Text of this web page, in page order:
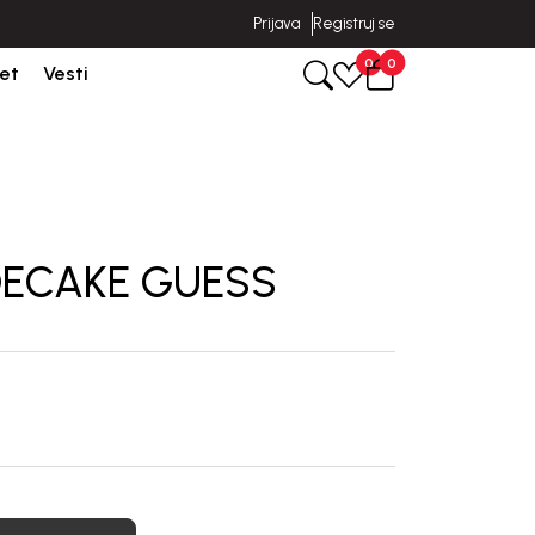
u roku od 3-5 dana od dana kreiranja porudžbine.
Prijava Registruj se
Vesti 0 0
GUESS